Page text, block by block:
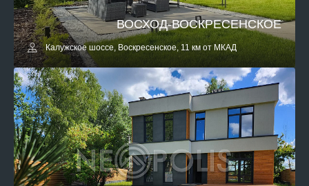
ВОСХОД-ВОСКРЕСЕНСКОЕ
Калужское шоссе, Воскресенское, 11 км от МКАД